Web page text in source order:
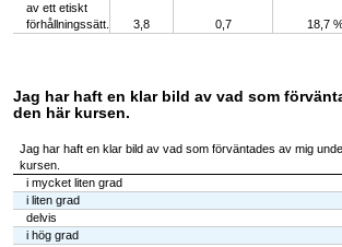
av ett etiskt
förhållningssätt.
3,8 0,7 18,7
Jag har haft en klar bild av vad som
den här kursen.
Jag har haft en klar bild av vad som förväntades av mig
kursen.
i mycket liten grad
i liten grad
delvis
i hög grad